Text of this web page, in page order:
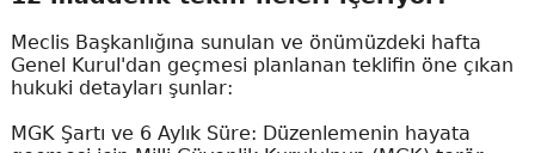
Meclis Başkanlığına sunulan ve önümüzdeki hafta
Genel Kurul'dan geçmesi planlanan teklifin öne çıkan
hukuki detayları şunlar:
MGK Şartı ve 6 Aylık Süre: Düzenlemenin hayata